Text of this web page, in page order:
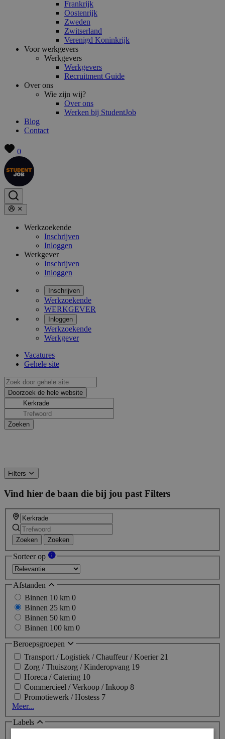
Frankrijk
Oostenrijk
Zweden
Zwitserland
Verenigd Koninkrijk
Voor werkgevers
Werkgevers
Werkgevers
Recruitment Guide
Over ons
Wie zijn wij?
Over ons
Werken bij StudentJob
Blog
Contact
0
Werkzoekende
Inschrijven
Inloggen
Werkgever
Inschrijven
Inloggen
Inschrijven
Werkzoekende
WERKGEVER
Inloggen
Werkzoekende
Werkgever
Vacatures
Gehele site
Filters
Vind hier de baan die bij jou past Filters
Zoeken Zoeken
Sorteer op
Afstanden
Binnen 10 km 0
Binnen 25 km 0
Binnen 50 km 0
Binnen 100 km 0
Beroepsgroepen
Transport / Logistiek / Chauffeur / Koerier 21
Zorg / Thuiszorg / Kinderopvang 19
Horeca / Catering 10
Commercieel / Verkoop / Inkoop 8
Promotiewerk / Hostess 7
Meer...
Labels